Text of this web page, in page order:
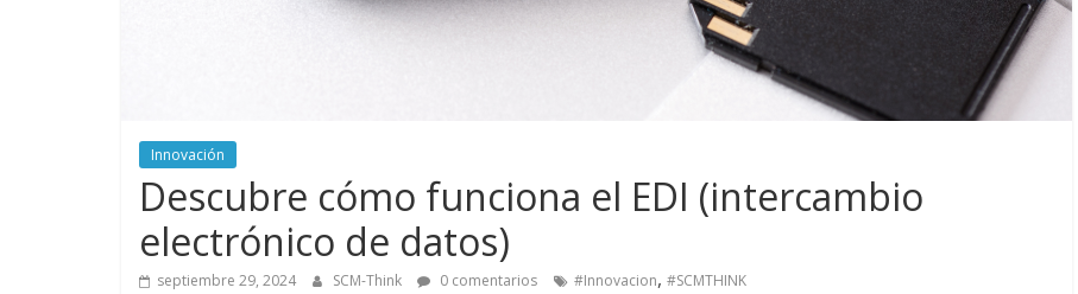
Innovación
Descubre cómo funciona el EDI (intercambio
electrónico de datos)
septiembre 29, 2024 SCM-Think 0 comentarios #Innovacion, #SCMTHINK